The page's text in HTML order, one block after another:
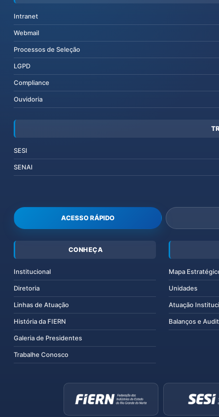
Intranet
Webmail
Processos de Seleção
LGPD
Compliance
Ouvidoria
SESI
SENAI
ACESSO RÁPIDO
CONHEÇA
Institucional
Diretoria
Linhas de Atuação
História da FIERN
Galeria de Presidentes
Trabalhe Conosco
Mapa
Unidades
Atuação
Balanços e